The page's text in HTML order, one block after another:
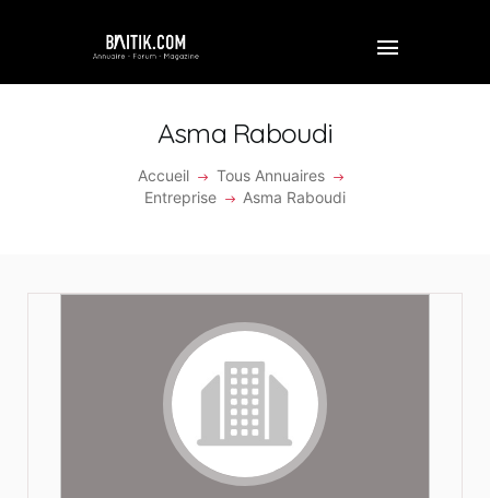
Asma Raboudi
Accueil
Tous Annuaires
Entreprise
Asma Raboudi
ACCUEIL
ENTREPRISE
REJOINDRE BAITIK